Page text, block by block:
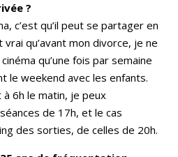
?
c’est qu’il peut se partager en
qu’avant mon divorce, je ne
qu’une fois par semaine
le weekend avec les enfants.
6h le matin, je peux
de 17h, et le cas
des sorties, de celles de 20h.